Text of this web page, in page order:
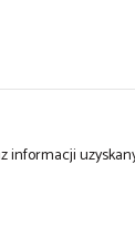
informacji